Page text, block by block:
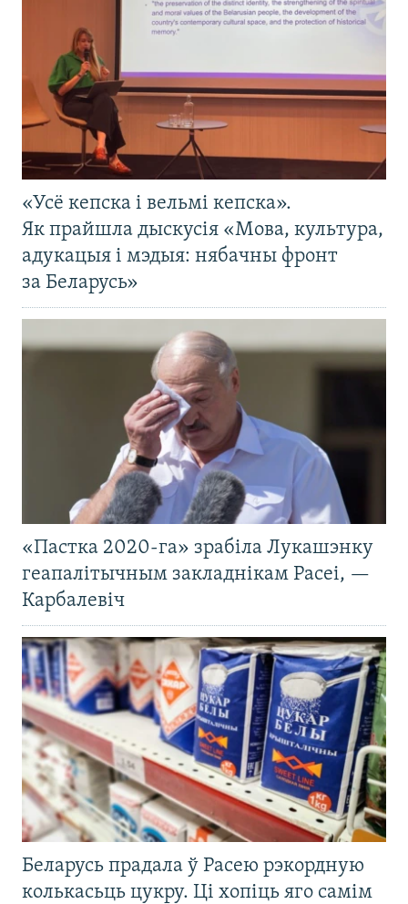
«Усё кепска і вельмі кепска».
Як прайшла дыскусія «Мова, культура,
адукацыя і мэдыя: нябачны фронт
за Беларусь»
«Пастка 2020-га» зрабіла Лукашэнку
геапалітычным закладнікам Расеі, —
Карбалевіч
Беларусь прадала ў Расею рэкордную
колькасьць цукру. Ці хопіць яго самім